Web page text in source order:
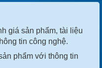
giá sản phẩm, tài liệu
tin công nghệ.
phẩm với thông tin